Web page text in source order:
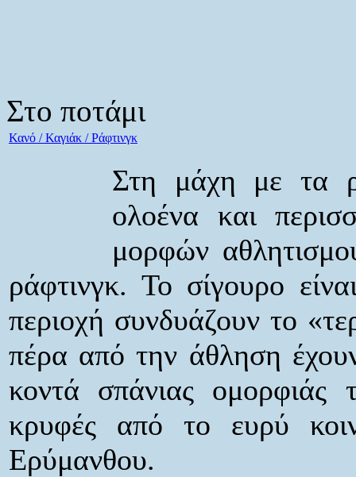
Στο ποτάμι
Κανό / Καγιάκ / Ράφτινγκ
Στη μάχη με τα
ολοένα και
μορφών
ράφτινγκ. Το σίγουρο
περιοχή συνδυάζουν το
πέρα από την άθληση
κοντά σπάνιας ομορφιάς
κρυφές από το ευρύ
Ερύμανθου.